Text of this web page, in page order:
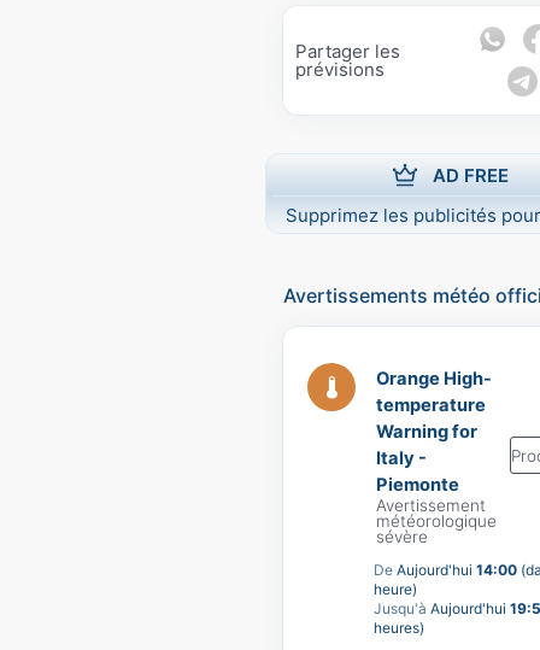
Partager les
prévisions
AD FREE
Supprimez les publicités
Avertissements météo
Orange High-
temperature
Warning for
Italy -
Piemonte
Avertissement
météorologique
sévère
De Aujourd'hui 14:00
heure)
Jusqu'à Aujourd'hui
heures)